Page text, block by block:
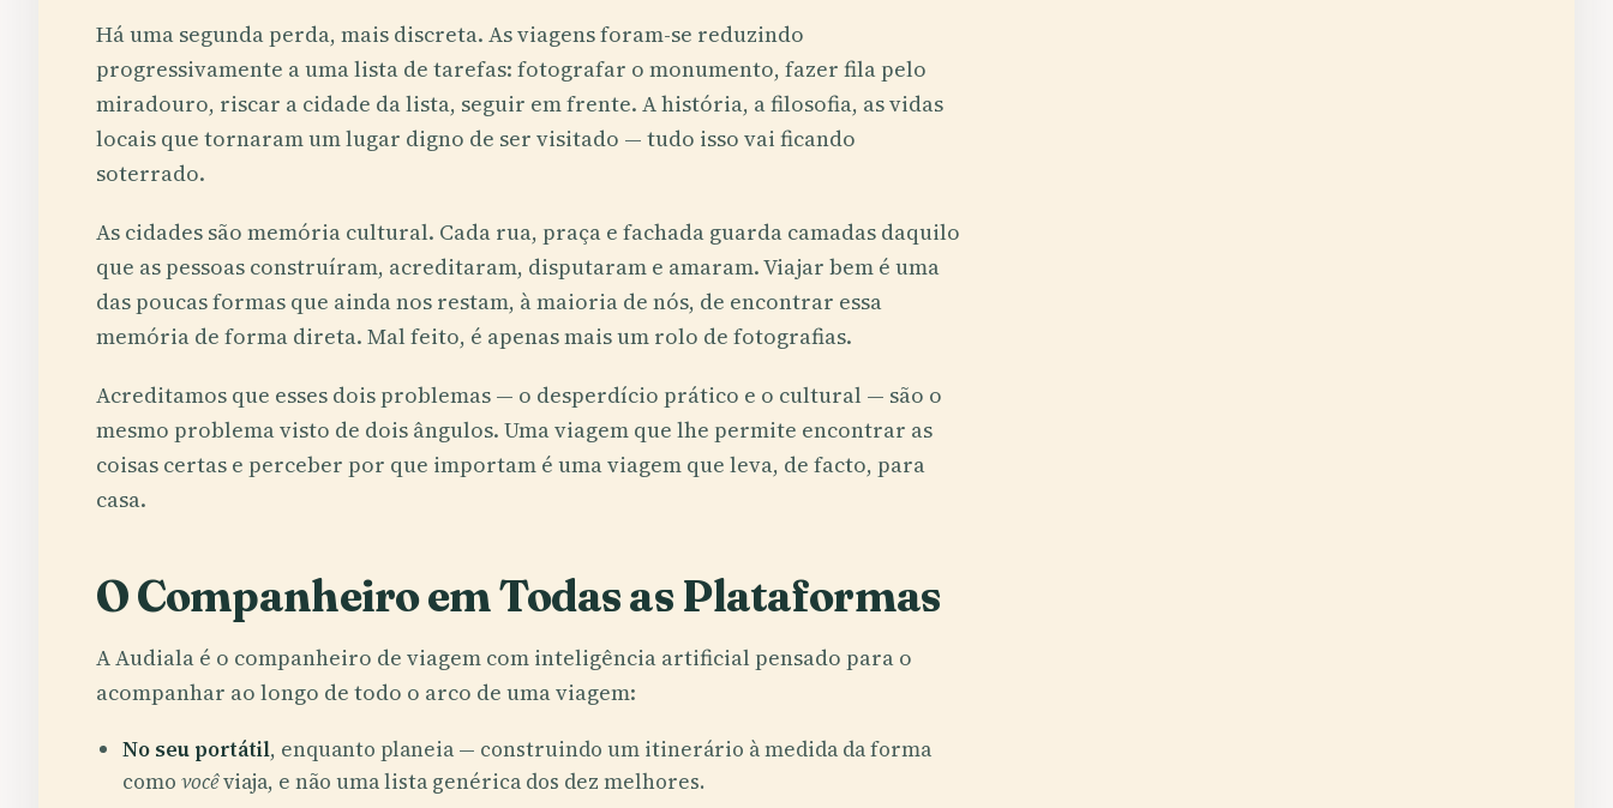
Há uma segunda perda, mais discreta. As viagens foram-se reduzindo
progressivamente a uma lista de tarefas: fotografar o monumento, fazer fila pelo
miradouro, riscar a cidade da lista, seguir em frente. A história, a filosofia, as vidas
locais que tornaram um lugar digno de ser visitado — tudo isso vai ficando
soterrado.
As cidades são memória cultural. Cada rua, praça e fachada guarda camadas daquilo
que as pessoas construíram, acreditaram, disputaram e amaram. Viajar bem é uma
das poucas formas que ainda nos restam, à maioria de nós, de encontrar essa
memória de forma direta. Mal feito, é apenas mais um rolo de fotografias.
Acreditamos que esses dois problemas — o desperdício prático e o cultural — são o
mesmo problema visto de dois ângulos. Uma viagem que lhe permite encontrar as
coisas certas e perceber por que importam é uma viagem que leva, de facto, para
casa.
O Companheiro em Todas as Plataformas
A Audiala é o companheiro de viagem com inteligência artificial pensado para o
acompanhar ao longo de todo o arco de uma viagem:
No seu portátil, enquanto planeia — construindo um itinerário à medida da forma
como vocêviaja, e não uma lista genérica dos dez melhores.